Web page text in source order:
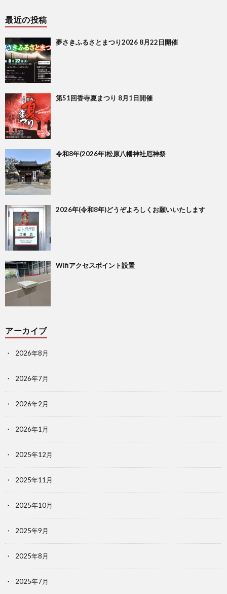
最近の投稿
夢さきふるさとまつり2026 8月22日開催
第51回香寺夏まつり 8月1日開催
令和8年(2026年)松原八幡神社厄神祭
2026年(令和8年)どうぞよろしくお願いいたします
Wifiアクセスポイント設置
アーカイブ
2026年8月
2026年7月
2026年2月
2026年1月
2025年12月
2025年11月
2025年10月
2025年9月
2025年8月
2025年7月